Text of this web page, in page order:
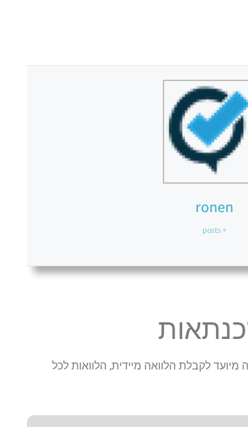
ronen
+ posts
מיועד לקבלת הלוואה מיידית, הלוואות לכל